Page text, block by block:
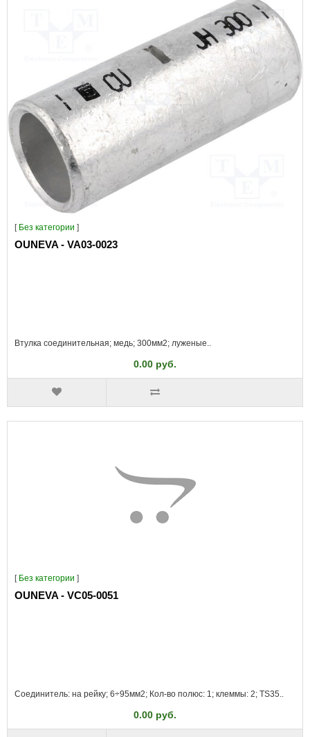
[ Без категории ]
OUNEVA - VA03-0023
Втулка соединительная; медь; 300мм2; луженые..
0.00 руб.
[ Без категории ]
OUNEVA - VC05-0051
Соединитель: на рейку; 6÷95мм2; Кол-во полюс: 1; клеммы: 2; TS35..
0.00 руб.